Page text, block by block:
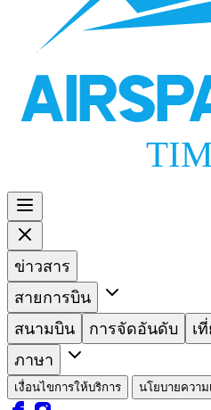
ข่าวสาร
สายการบิน
สนามบิน
การจัดอันดับ
เ
ภาษา
เงื่อนไขการให้บริการ นโยบายควา